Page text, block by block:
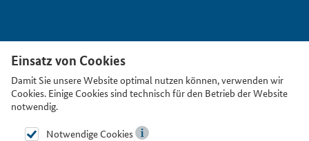
Einsatz von Cookies
Damit Sie unsere Website optimal nutzen können, verwenden wir
Cookies. Einige Cookies sind technisch für den Betrieb der Website
notwendig.
Notwendige Cookies